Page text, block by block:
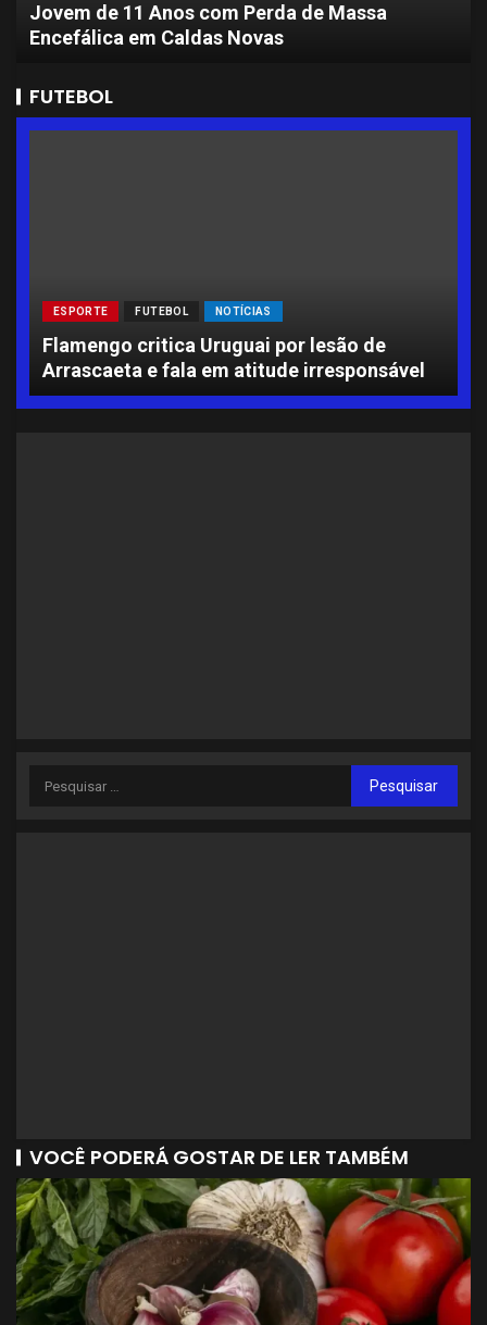
Jovem de 11 Anos com Perda de Massa
Encefálica em Caldas Novas
FUTEBOL
ESPORTE FUTEBOL NOTÍCIAS
Flamengo critica Uruguai por lesão de
Arrascaeta e fala em atitude irresponsável
VOCÊ PODERÁ GOSTAR DE LER TAMBÉM